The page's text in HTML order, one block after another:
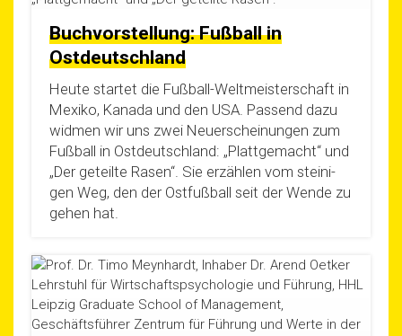
Buchvorstellung: Fußball in
Ostdeutschland
Heu­te star­tet die Fuß­­ball-Wel­t­­meis­­ter­­schaft in
Mexi­ko, Kana­da und den USA. Pas­send dazu
wid­men wir uns zwei Neu­erschei­nun­gen zum
Fuß­ball in Ost­deutsch­land: „Platt­ge­macht“ und
„Der geteil­te Rasen“. Sie erzäh­len vom stei­ni­
gen Weg, den der Ost­fuß­ball seit der Wen­de zu
gehen hat.